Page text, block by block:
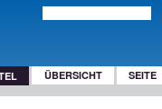
ÜBERSICHT SEITE